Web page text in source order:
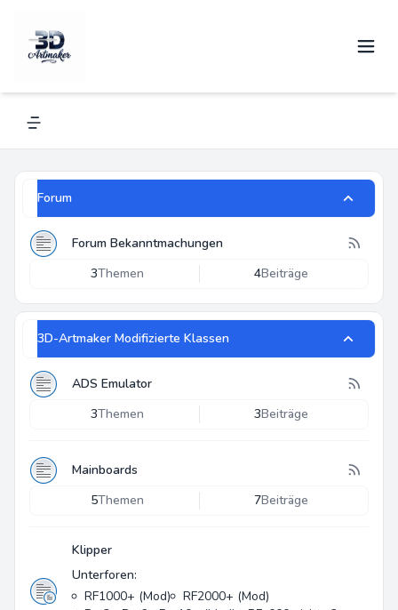
3D-Artmaker
Navigation menu
Forum
Forum Bekanntmachungen
3Themen 4Beiträge
3D-Artmaker Modifizierte Klassen
ADS Emulator
3Themen 3Beiträge
Mainboards
5Themen 7Beiträge
Klipper
Unterforen:
RF1000+ (Mod)
RF2000+ (Mod)